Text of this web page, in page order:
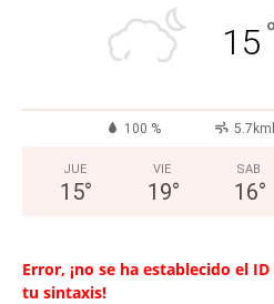
15 °
100 %
JUE
15°
VIE
19°
SAB
16°
Error, ¡no se ha establecido el
tu sintaxis!